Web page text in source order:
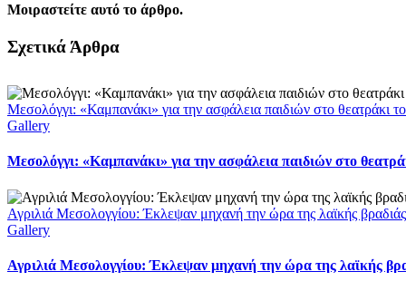
Μοιραστείτε αυτό το άρθρο.
Facebook
X
LinkedIn
WhatsApp
Email
Σχετικά Άρθρα
Μεσολόγγι: «Καμπανάκι» για την ασφάλεια παιδιών στο θεατράκι
Gallery
Μεσολόγγι: «Καμπανάκι» για την ασφάλεια παιδιών στο
Αγριλιά Μεσολογγίου: Έκλεψαν μηχανή την ώρα της λαϊκής
Gallery
Αγριλιά Μεσολογγίου: Έκλεψαν μηχανή την ώρα της λαϊκής